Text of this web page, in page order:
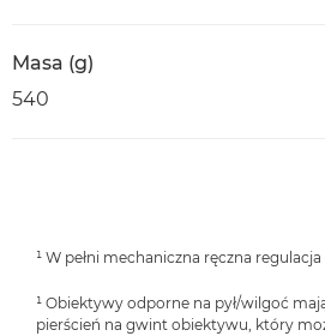
Masa (g)
540
¹ W pełni mechaniczna ręczna
¹ Obiektywy odporne na pył/wilgoć
pierścień na gwint obiektywu, który